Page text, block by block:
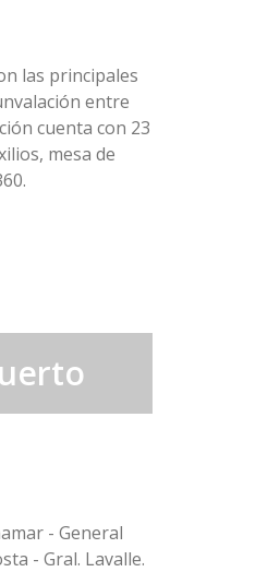
las principales
entre
cuenta con 23
mesa de
- General
- Gral. Lavalle.